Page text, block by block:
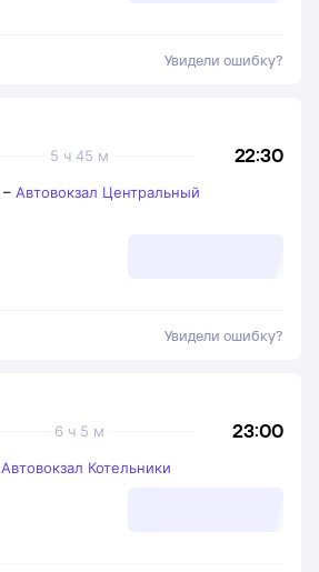
Увидели ошибку?
22:30
5 ч 45 м
– Автовокзал Центральный
Увидели ошибку?
23:00
6 ч 5 м
Автовокзал Котельники